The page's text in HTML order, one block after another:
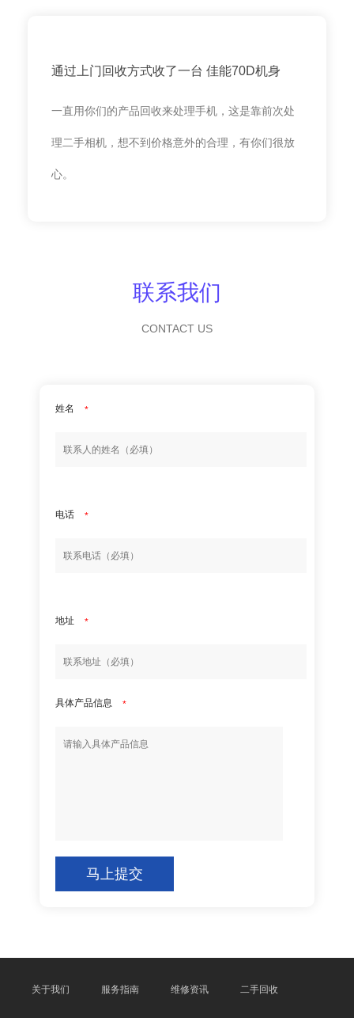
通过上门回收方式收了一台 佳能70D机身
一直用你们的产品回收来处理手机，这是靠前次处
理二手相机，想不到价格意外的合理，有你们很放
心。
联系我们
CONTACT US
姓名 *
电话 *
地址 *
具体产品信息 *
马上提交
关于我们 服务指南 维修资讯 二手回收